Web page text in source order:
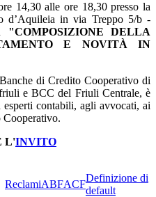
14,30 alle ore 18,30 presso la
d’Aquileia in via Treppo 5/b -
"COMPOSIZIONE DELLA
E NOVITÀ IN
di Credito Cooperativo di
e BCC del Friuli Centrale, è
contabili, agli avvocati, ai
L'INVITO
ReclamiABFACF
Definizione di
default